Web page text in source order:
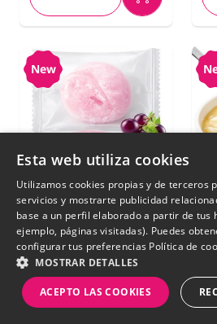
New
Mochi japonés de
Uva de Kyoho |
Variedad Soft |
Esta web utiliza cookies
Utilizamos cookies propias y de terceros
servicios y mostrarte publicidad
base a un perfil elaborado a partir de tus
ejemplo, páginas visitadas). Puedes
configurar tus preferencias Política de
MOSTRAR DETALLES
ACEPTO LAS COOKIES